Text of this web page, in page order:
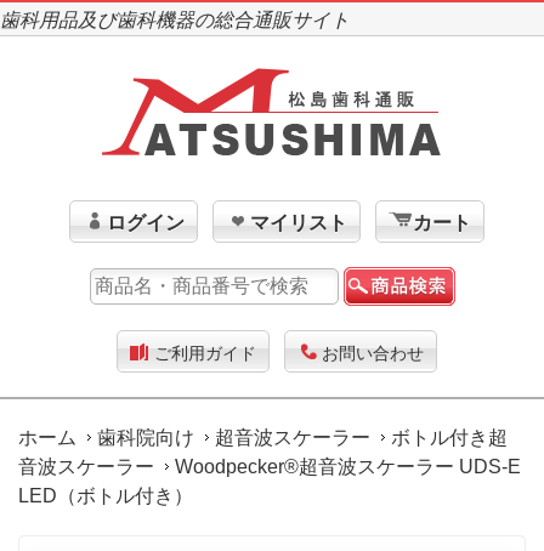
歯科用品及び歯科機器の総合通販サイト
ログイン マイリスト カート
ご利用ガイド お問い合わせ
ホーム 歯科院向け 超音波スケーラー
ボトル付き超
音波スケーラー
Woodpecker®超音波スケーラー UDS-E
LED（ボトル付き）